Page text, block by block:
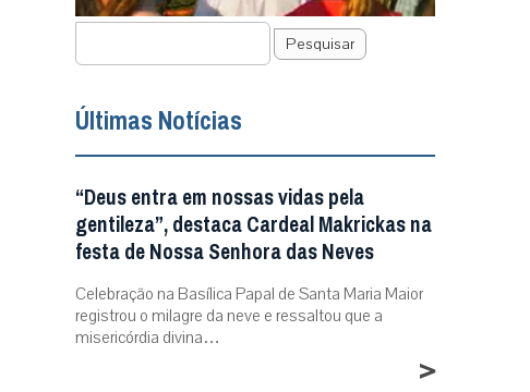
Pesquisar
Últimas Notícias
“Deus entra em nossas vidas pela
gentileza”, destaca Cardeal Makrickas na
festa de Nossa Senhora das Neves
Celebração na Basílica Papal de Santa Maria Maior
registrou o milagre da neve e ressaltou que a
misericórdia divina…
>